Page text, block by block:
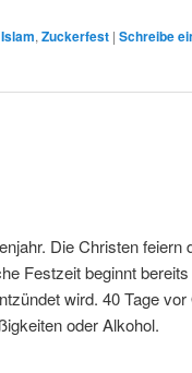
Islam,Zuckerfest |Schreibe
Die Christen feiern
Festzeit beginnt
wird. 40 Tage
oder Alkohol.